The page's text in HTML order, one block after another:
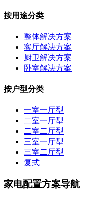
按用途分类
整体解决方案
客厅解决方案
厨卫解决方案
卧室解决方案
按户型分类
一室一厅型
二室一厅型
二室二厅型
三室一厅型
三室二厅型
复式
家电配置方案导航